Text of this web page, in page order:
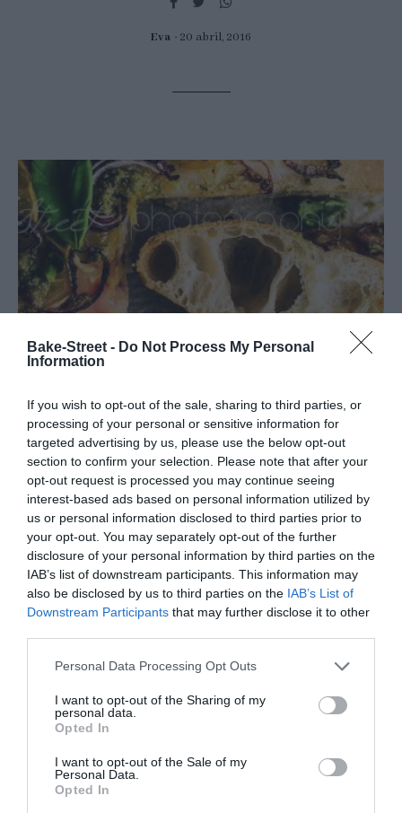
Bake-Street - Do Not Process My Personal
Information
If you wish to opt-out of the sale, sharing to third parties, or
processing of your personal or sensitive information for
targeted advertising by us, please use the below opt-out
section to confirm your selection. Please note that after your
opt-out request is processed you may continue seeing
interest-based ads based on personal information utilized by
us or personal information disclosed to third parties prior to
your opt-out. You may separately opt-out of the further
disclosure of your personal information by third parties on the
IAB’s list of downstream participants. This information may
also be disclosed by us to third parties on the IAB’s List of
Downstream Participants that may further disclose it to other
Please note that this website/app uses one or more Google
not limited to your visit or usage behaviour. You may click to
grant or deny consent to Google and its third-party tags to
use your data for below specified purposes in below Google
consent section.
Personal Data Processing Opt Outs
I want to opt-out of the Sharing of my
personal data.
Opted In
I want to opt-out of the Sale of my
Personal Data.
Opted In
Eva 20 abril, 2016
Focaccia de tomate, cebolla y
albahaca
Dentro de la línea del pan tenemos tanta variedad que no vamos a
cerrarnos solo a una, ¡por mucho que nos guste!, así que hoy nos
saldremos un poco del...
Eva 21 marzo, 2016